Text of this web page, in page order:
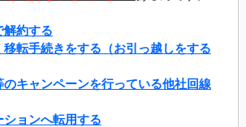
解約する
移転手続きをする（お引っ越しをする
のキャンペーンを行っている他社回線
ションへ転用する